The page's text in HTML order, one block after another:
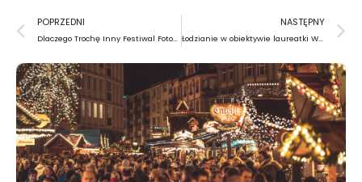
Prev
POPRZEDNI
Dlaczego Trochę Inny Festiwal Fotografii?
NASTĘPNY
Łodzianie w obiektywie laureatki World Press Photo